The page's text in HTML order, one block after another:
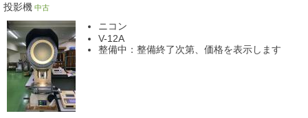
投影機 中古
ニコン
V-12A
整備中：整備終了次第、価格を表示します